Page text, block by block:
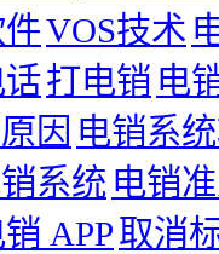
VOS技术
打电销 电
因 电销系
系统 电销
APP取消